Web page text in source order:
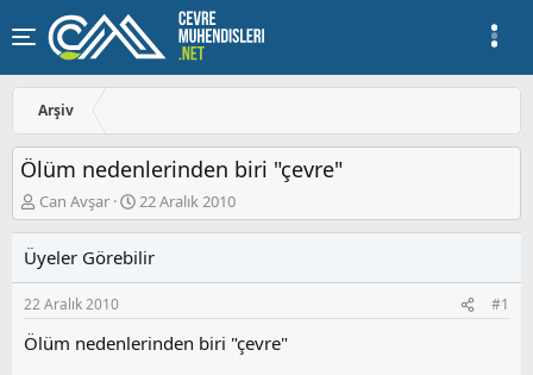
Arşiv
Ölüm nedenlerinden biri "çevre"
K
o
u
y
u
a
Can Avşar
B
a
l
a
ı
22 Aralık 2010
Üyeler Görebilir
22 Aralık 2010 #1
Ölüm nedenlerinden biri "çevre"